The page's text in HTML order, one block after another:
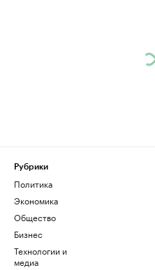
Рубрики
Политика
Экономика
Общество
Бизнес
Технологии и
медиа